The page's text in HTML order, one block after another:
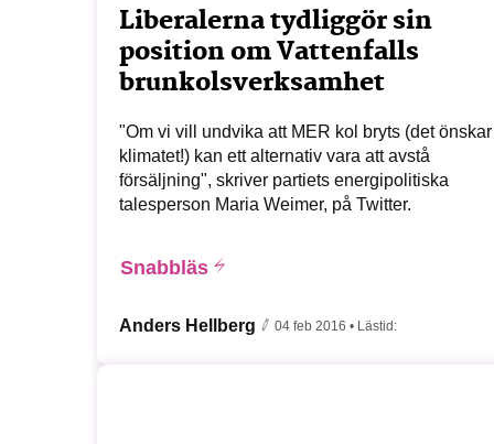
Liberalerna tydliggör sin
position om Vattenfalls
brunkolsverksamhet
"Om vi vill undvika att MER kol bryts (det önskar
klimatet!) kan ett alternativ vara att avstå
försäljning", skriver partiets energipolitiska
talesperson Maria Weimer, på Twitter.
Snabbläs
Anders Hellberg 04 feb 2016 • Lästid: